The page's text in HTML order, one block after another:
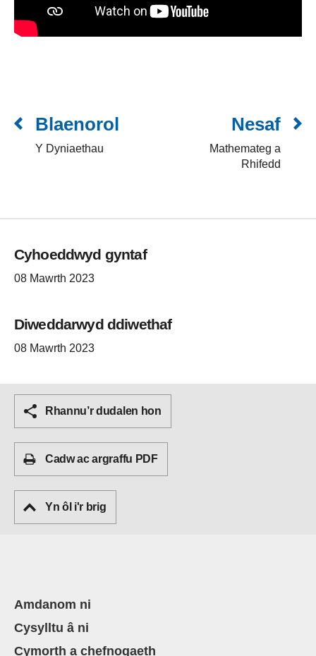
Blaenorol
Y Dyniaethau
Nesaf
Mathemateg a
Rhifedd
Cyhoeddwyd gyntaf
08 Mawrth 2023
Diweddarwyd ddiwethaf
08 Mawrth 2023
Rhannu’r dudalen hon
Cadw ac argraffu PDF
Yn ôl i'r brig
Amdanom ni
Cysylltu â ni
Cymorth a chefnogaeth